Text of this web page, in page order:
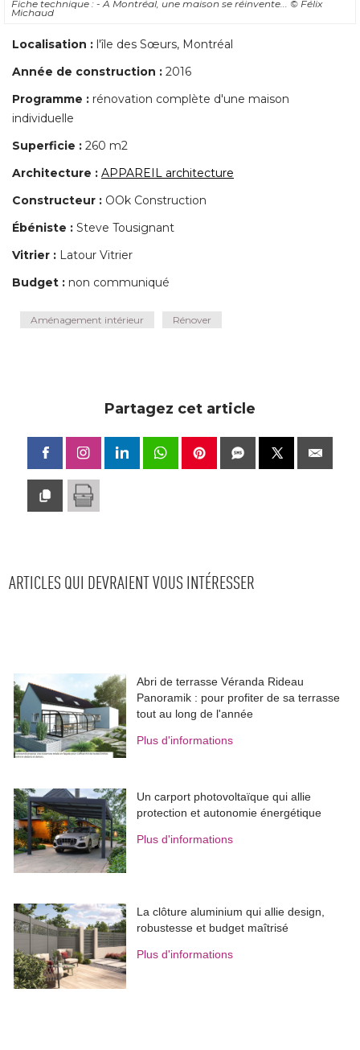
Fiche technique : - A Montréal, une maison se réinvente... © Félix
Michaud
Localisation : l'île des Sœurs, Montréal
Année de construction : 2016
Programme : rénovation complète d'une maison
individuelle
Superficie : 260 m2
Architecture : APPAREIL architecture
Constructeur : OOk Construction
Ébéniste : Steve Tousignant
Vitrier : Latour Vitrier
Budget : non communiqué
Aménagement intérieur Rénover
Partagez cet article
ARTICLES QUI DEVRAIENT VOUS INTÉRESSER
Abri de terrasse Véranda Rideau
Panoramik : pour profiter de sa terrasse
tout au long de l'année
Plus d'informations
Un carport photovoltaïque qui allie
protection et autonomie énergétique
Plus d'informations
La clôture aluminium qui allie design,
robustesse et budget maîtrisé
Plus d'informations